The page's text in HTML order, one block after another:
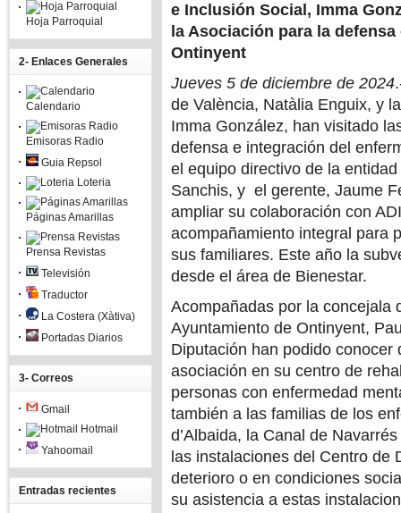
Hoja Parroquial
2- Enlaces Generales
Calendario
Emisoras Radio
Guia Repsol
Loteria
Páginas Amarillas
Prensa Revistas
Televisión
Traductor
La Costera (Xàtiva)
Portadas Diarios
3- Correos
Gmail
Hotmail
Yahoomail
Entradas recientes
e Inclusión Social, Imma
la Asociación para la
Ontinyent
Jueves 5 de diciembre de 2024
de València, Natàlia Enguix, y
Imma González, han visitado
defensa e integración del
el equipo directivo de la
Sanchis, y el gerente, Jaume
ampliar su colaboración con
acompañamiento integral para
sus familiares. Este año la
desde el área de Bienestar.
Acompañadas por la concejala
Ayuntamiento de Ontinyent,
Diputación han podido
asociación en su centro de
personas con enfermedad
también a las familias de los
d’Albaida, la Canal de
las instalaciones del Centro de
deterioro o en condiciones
su asistencia a estas